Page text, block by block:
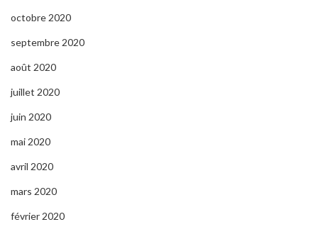
octobre 2020
septembre 2020
août 2020
juillet 2020
juin 2020
mai 2020
avril 2020
mars 2020
février 2020